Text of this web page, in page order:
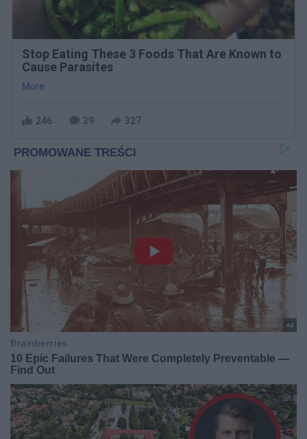
Stop Eating These 3 Foods That Are Known to
Cause Parasites
More
246 39 327